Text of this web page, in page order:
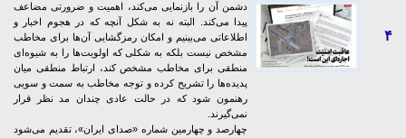
۴
دشمن آن را بازنمایی می‌کند، اهمیت و ضرورتی مضاعف
پیدا می‌کند. البته نه به شکل آنچه که در هجوم اخبار و
اطلاعاتی می‌بینیم و امکان رمزگشایی‌ آن‌ها برای مخاطب
مشخص نیست بلکه به شکلی که اولویت‌ها را به شیوه‌ای
منطقی برای مخاطب مشخص کند، ارتباط منطقی میان
پدیده‌ها را تشریح کرده و توجه مخاطب به سمت و سویی
رهنمون شود که در حالت عادی چندان مد نظر قرار
نمی‌گیرند.
چهارصد و چهارمین شماره «صدای ایران»، تقدیم می‌شود